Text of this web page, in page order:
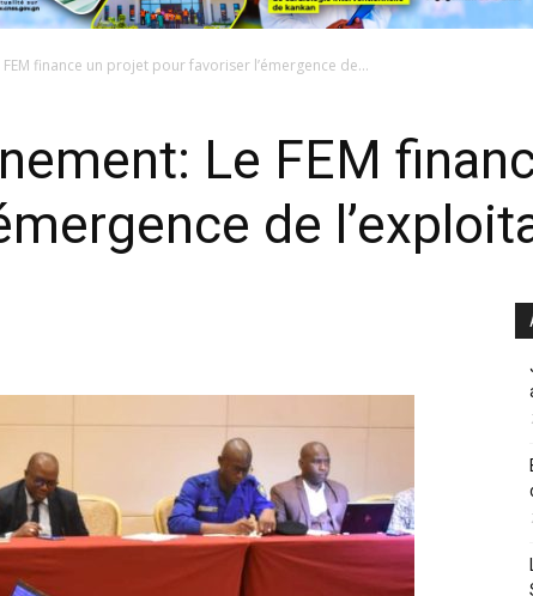
finance un projet pour favoriser l’émergence de...
Le FEM
de